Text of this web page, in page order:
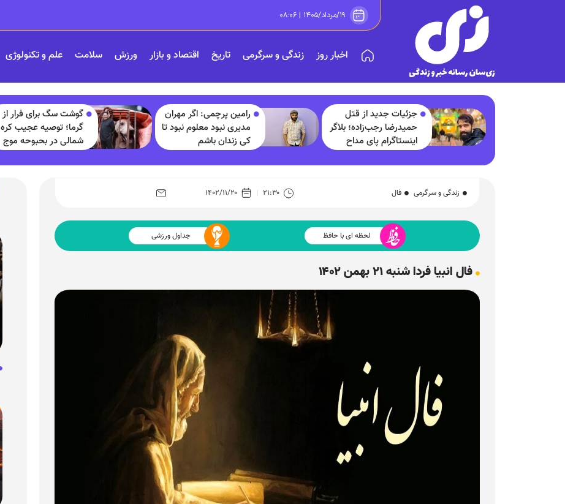
۱۹/مرداد/۱۴۰۵ | ۰۸:۰۶
اخبار روز زندگی و سرگرمی تاریخ اقتصاد و بازار ورزش سلامت علم و تکنولوژی
جزئیات جدید از قتل
حمیدرضا رجب‌زاده؛ بلاگر
اینستاگرام پای مداح
معروف را به قرار مرگ
کشاند
رامین پرچمی: اگر مهران
مدیری نبود معلوم نبود تا
کی زندان باشم
گوشت سگ برای فرار از
گرما؛ توصیه عجیب کره
شمالی در بحبوحه موج
گرمای بی‌سابقه!
زندگی و سرگرمی فال ۲۱:۳۰ ۱۴۰۲/۱۱/۲۰
لحظه ای با حافظ جداول ورزشی
فال انبیا فردا شنبه ۲۱ بهمن ۱۴۰۲